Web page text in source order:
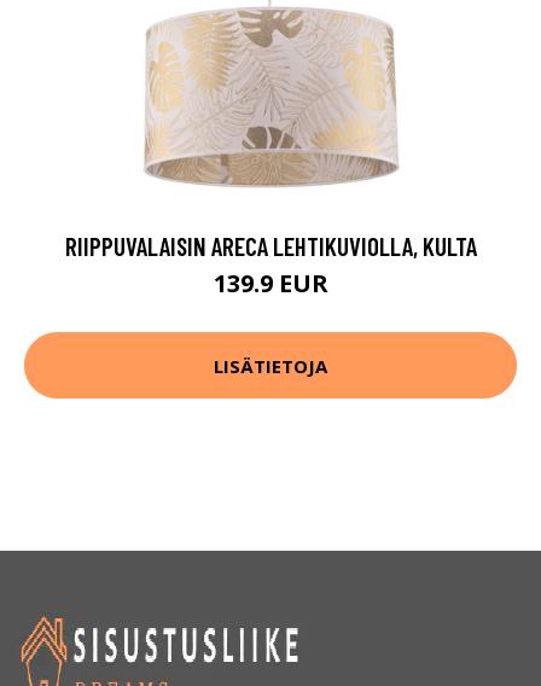
RIIPPUVALAISIN ARECA LEHTIKUVIOLLA, KULTA
139.9 EUR
LISÄTIETOJA